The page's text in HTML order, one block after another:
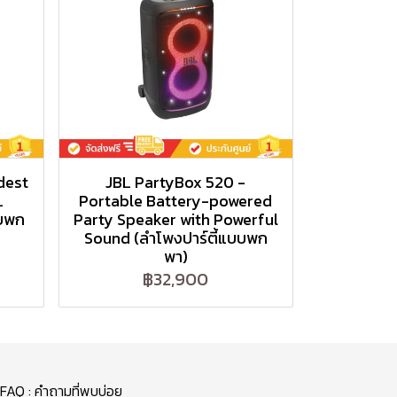
พก
JBL PartyBox 520 -
Portable Battery-powered
Party Speaker with Powerful
Sound (ลำโพงปาร์ตี้แบบพก
พา)
฿32,900
: คำถามที่พบบ่อย